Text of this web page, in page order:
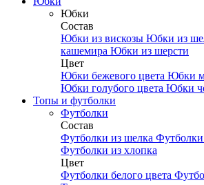
Юбки
Состав
Юбки из вискозы Юбки из
кашемира Юбки из шерсти
Цвет
Юбки бежевого цвета Юбки
Юбки голубого цвета Юбки
Топы и футболки
Футболки
Состав
Футболки из шелка Футболки
Футболки из хлопка
Цвет
Футболки белого цвета